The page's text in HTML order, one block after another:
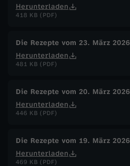
Herunterladen
418 KB (PDF)
Die Rezepte vom 23. März 2026
Herunterladen
481 KB (PDF)
Die Rezepte vom 20. März 2026
Herunterladen
446 KB (PDF)
Die Rezepte vom 19. März 2026
Herunterladen
469 KB (PDF)